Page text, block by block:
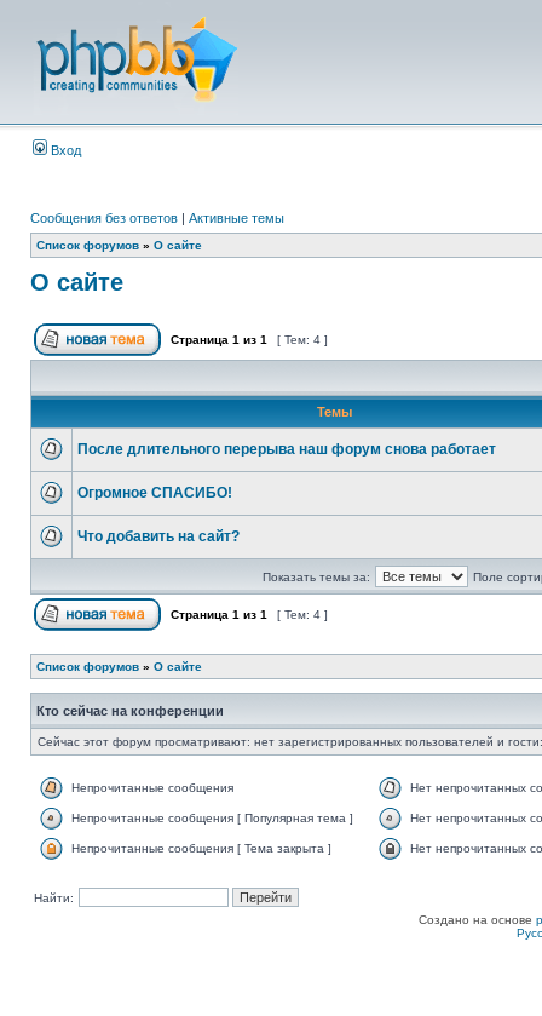
Вход
Сообщения без ответов | Активные темы
Список форумов » О сайте
О сайте
Страница 1 из 1 [ Тем: 4 ]
Темы
После длительного перерыва наш форум снова работает
Огромное СПАСИБО!
Что добавить на сайт?
Показать темы за: Поле
Страница 1 из 1 [ Тем: 4 ]
Список форумов » О сайте
Кто сейчас на конференции
Сейчас этот форум просматривают: нет зарегистрированных пользователей и
Непрочитанные сообщения Нет непрочитанных
Непрочитанные сообщения [ Популярная тема ] Нет непрочитанных
Непрочитанные сообщения [ Тема закрыта ] Нет непрочитанных
Найти:
Создано на основе